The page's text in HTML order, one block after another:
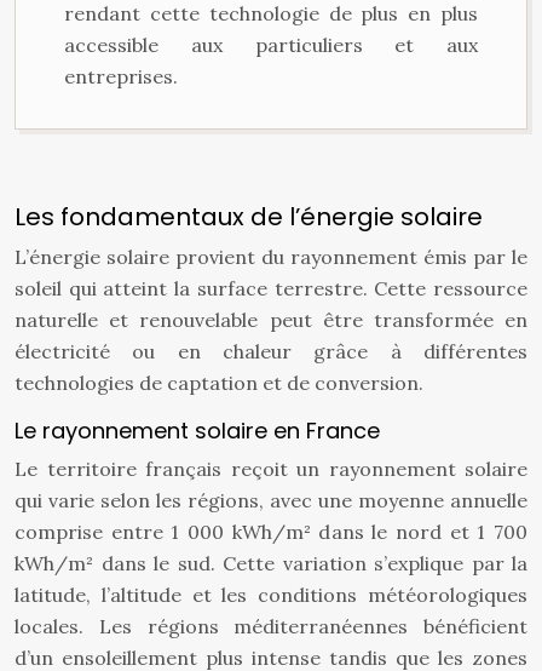
rendant cette technologie de plus en plus
accessible aux particuliers et aux
entreprises.
Les fondamentaux de l’énergie solaire
L’énergie solaire provient du rayonnement émis par le
soleil qui atteint la surface terrestre. Cette ressource
naturelle et renouvelable peut être transformée en
électricité ou en chaleur grâce à différentes
technologies de captation et de conversion.
Le rayonnement solaire en France
Le territoire français reçoit un rayonnement solaire
qui varie selon les régions, avec une moyenne annuelle
comprise entre 1 000 kWh/m² dans le nord et 1 700
kWh/m² dans le sud. Cette variation s’explique par la
latitude, l’altitude et les conditions météorologiques
locales. Les régions méditerranéennes bénéficient
d’un ensoleillement plus intense tandis que les zones